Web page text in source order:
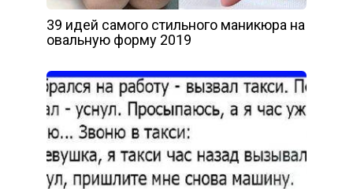
39 идей самого стильного маникюра на
овальную форму 2019